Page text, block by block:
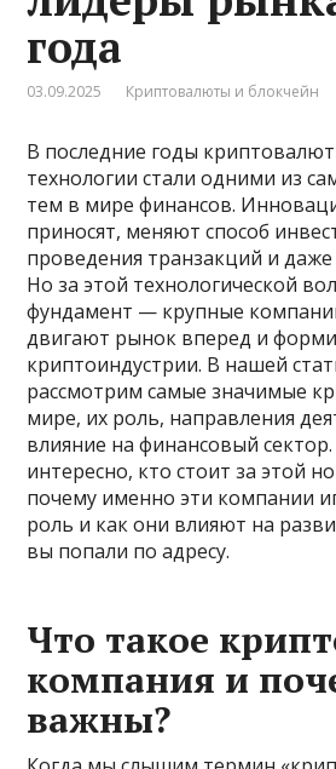
года
03.09.2025 Криптовалюты и блокчейн
В последние годы
технологии стали одними из
тем в мире финансов.
приносят, меняют способ
проведения транзакций и даже
Но за этой технологической
фундамент — крупные
двигают рынок вперед и
криптоиндустрии. В нашей
рассмотрим самые значимые
мире, их роль, направления
влияние на финансовый
интересно, кто стоит за этой
почему именно эти компании
роль и как они влияют на
вы попали по адресу.
Что такое
компания и
важны?